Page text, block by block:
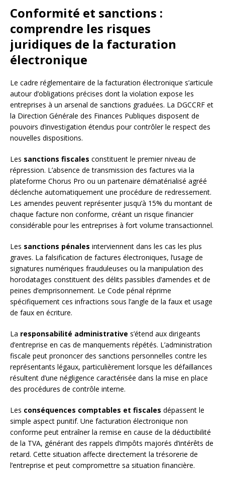
Conformité et sanctions :
comprendre les risques
juridiques de la facturation
électronique
Le cadre réglementaire de la facturation électronique s’articule
autour d’obligations précises dont la violation expose les
entreprises à un arsenal de sanctions graduées. La DGCCRF et
la Direction Générale des Finances Publiques disposent de
pouvoirs d’investigation étendus pour contrôler le respect des
nouvelles dispositions.
Les sanctions fiscales constituent le premier niveau de
répression. L’absence de transmission des factures via la
plateforme Chorus Pro ou un partenaire dématérialisé agréé
déclenche automatiquement une procédure de redressement.
Les amendes peuvent représenter jusqu’à 15% du montant de
chaque facture non conforme, créant un risque financier
considérable pour les entreprises à fort volume transactionnel.
Les sanctions pénales interviennent dans les cas les plus
graves. La falsification de factures électroniques, l’usage de
signatures numériques frauduleuses ou la manipulation des
horodatages constituent des délits passibles d’amendes et de
peines d’emprisonnement. Le Code pénal réprime
spécifiquement ces infractions sous l’angle de la faux et usage
de faux en écriture.
La responsabilité administrative s’étend aux dirigeants
d’entreprise en cas de manquements répétés. L’administration
fiscale peut prononcer des sanctions personnelles contre les
représentants légaux, particulièrement lorsque les défaillances
résultent d’une négligence caractérisée dans la mise en place
des procédures de contrôle interne.
Les conséquences comptables et fiscales dépassent le
simple aspect punitif. Une facturation électronique non
conforme peut entraîner la remise en cause de la déductibilité
de la TVA, générant des rappels d’impôts majorés d’intérêts de
retard. Cette situation affecte directement la trésorerie de
l’entreprise et peut compromettre sa situation financière.